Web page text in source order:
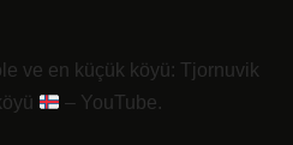
ve en küçük köyü: Tjornuvik
– YouTube.